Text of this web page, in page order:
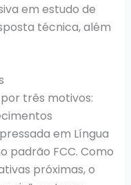
em estudo de
técnica, além
três motivos:
em Língua
padrão FCC. Como
próximas, o